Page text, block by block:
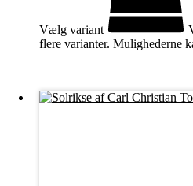
Vælg variant
flere varianter. Mulighederne